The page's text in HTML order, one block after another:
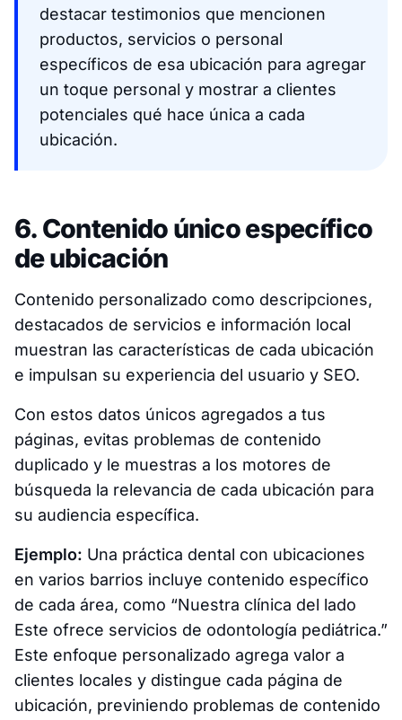
destacar testimonios que mencionen
productos, servicios o personal
específicos de esa ubicación para agregar
un toque personal y mostrar a clientes
potenciales qué hace única a cada
ubicación.
6. Contenido único específico
de ubicación
Contenido personalizado como descripciones,
destacados de servicios e información local
muestran las características de cada ubicación
e impulsan su experiencia del usuario y SEO.
Con estos datos únicos agregados a tus
páginas, evitas problemas de contenido
duplicado y le muestras a los motores de
búsqueda la relevancia de cada ubicación para
su audiencia específica.
Ejemplo: Una práctica dental con ubicaciones
en varios barrios incluye contenido específico
de cada área, como “Nuestra clínica del lado
Este ofrece servicios de odontología pediátrica.”
Este enfoque personalizado agrega valor a
clientes locales y distingue cada página de
ubicación, previniendo problemas de contenido